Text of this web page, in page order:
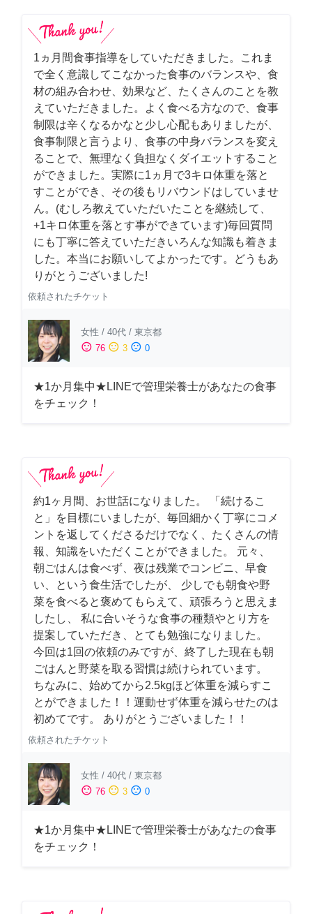
1ヵ月間食事指導をしていただきました。これま
で全く意識してこなかった食事のバランスや、食
材の組み合わせ、効果など、たくさんのことを教
えていただきました。よく食べる方なので、食事
制限は辛くなるかなと少し心配もありましたが、
食事制限と言うより、食事の中身バランスを変え
ることで、無理なく負担なくダイエットすること
ができました。実際に1ヵ月で3キロ体重を落と
すことができ、その後もリバウンドはしていませ
ん。(むしろ教えていただいたことを継続して、
+1キロ体重を落とす事ができています)毎回質問
にも丁寧に答えていただきいろんな知識も着きま
した。本当にお願いしてよかったです。どうもあ
りがとうございました!
依頼されたチケット
女性 / 40代 / 東京都
sentiment_satisfied 76 sentiment_neutral 3 sentiment_dissatisfied 0
★1か月集中★LINEで管理栄養士があなたの食事
をチェック！
約1ヶ月間、お世話になりました。 「続けるこ
と」を目標にいましたが、毎回細かく丁寧にコメ
ントを返してくださるだけでなく、たくさんの情
報、知識をいただくことができました。 元々、
朝ごはんは食べず、夜は残業でコンビニ、早食
い、という食生活でしたが、 少しでも朝食や野
菜を食べると褒めてもらえて、頑張ろうと思えま
したし、 私に合いそうな食事の種類やとり方を
提案していただき、とても勉強になりました。
今回は1回の依頼のみですが、終了した現在も朝
ごはんと野菜を取る習慣は続けられています。
ちなみに、始めてから2.5kgほど体重を減らすこ
とができました！！運動せず体重を減らせたのは
初めてです。 ありがとうございました！！
依頼されたチケット
女性 / 40代 / 東京都
sentiment_satisfied 76 sentiment_neutral 3 sentiment_dissatisfied 0
★1か月集中★LINEで管理栄養士があなたの食事
をチェック！